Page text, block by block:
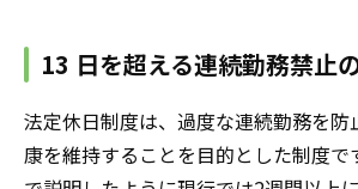
13 日を超える連続勤務禁止
法定休日制度は、過度な連続勤務を防
康を維持することを目的とした制度で